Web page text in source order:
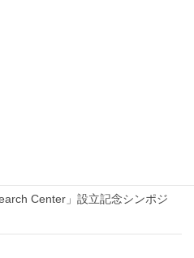
Center」設立記念シンポジ